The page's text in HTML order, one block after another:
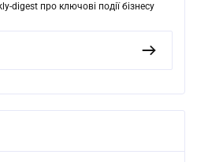
digest про ключові події бізнесу